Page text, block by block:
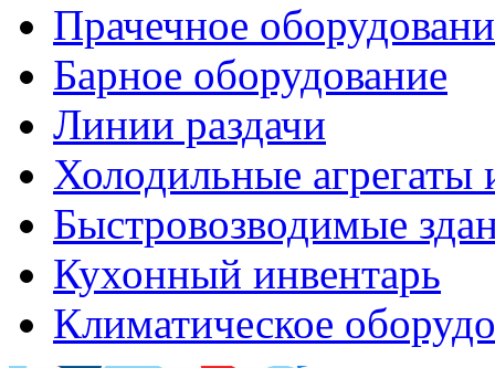
Прачечное
Барное оборудование
Линии раздачи
Холодильные агрегаты
Быстровозводимые
Кухонный инвентарь
Климатическое